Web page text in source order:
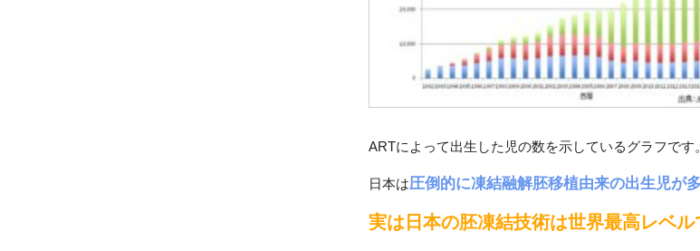
ARTによって出生した児の数を示しているグラフです。
日本は圧倒的に凍結融解胚移植由来の出生児が
実は日本の胚凍結技術は世界最高レベル